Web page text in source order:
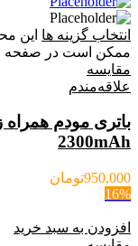
انتخاب گزینه ها این
ممکن است در صفحه
مقایسه
علاقه‌مندم
2300mAh
950,000تومان
16%
افزودن به سبد خرید